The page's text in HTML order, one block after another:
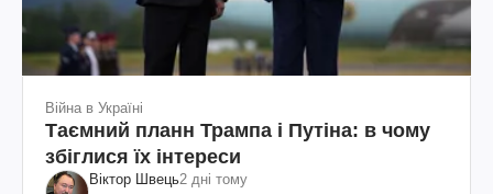
Війна в Україні
Таємний планн Трампа і Путіна: в чому
збіглися їх інтереси
Віктор Швець2 дні тому